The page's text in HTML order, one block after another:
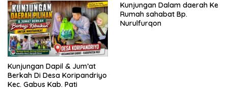
Kunjungan Dapil & Jum’at
Berkah Di Desa Koripandriyo
Kec. Gabus Kab. Pati
Kunjungan Dalam daerah Ke
Rumah sahabat Bp.
Nurulfurqon